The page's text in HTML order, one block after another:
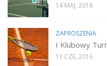
14 MAJ, 2018
ZAPROSZENIA
I Klubowy
17 CZE, 2016